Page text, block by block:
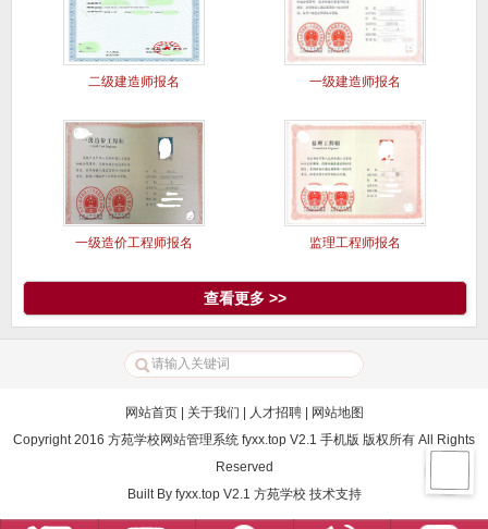
二级建造师报名 一级建造师报名
一级造价工程师报名 监理工程师报名
查看更多 >>
网站首页| 关于我们 人才招聘|
网站地图
Copyright 2016 方苑学校网站管理系统 fyxx.top V2.1 手机版 版权所有 All Rights
Reserved
Built By fyxx.top V2.1 方苑学校技术支持